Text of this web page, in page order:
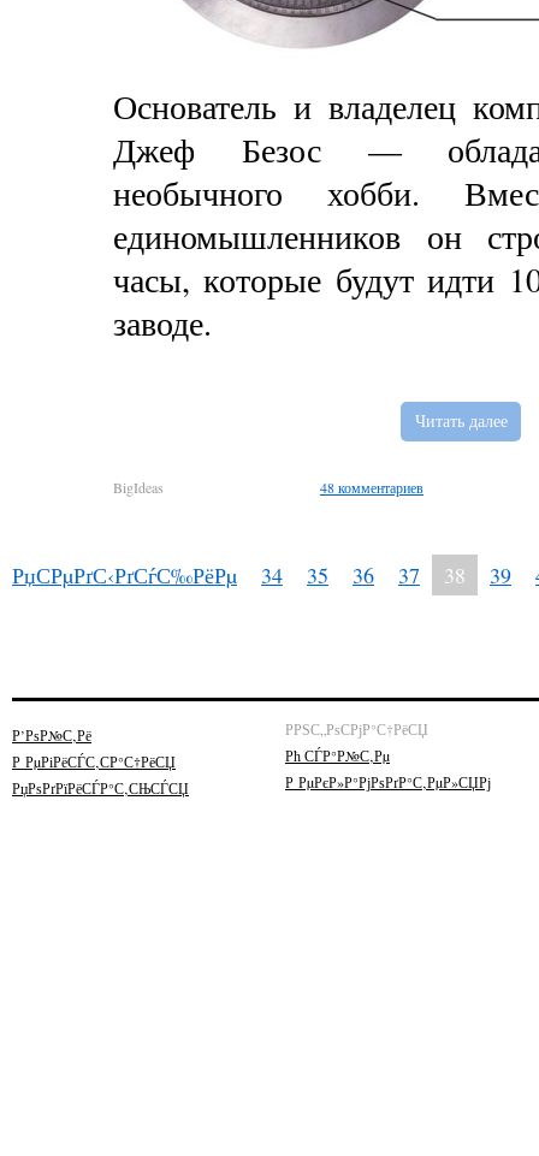
Основатель и владелец
Джеф Безос —
необычного хобби.
единомышленников он
часы, которые будут идти
заводе.
Читать далее
BigIdeas 48 комментариев
РџСРµРґС‹РґСѓС‰РёРµ 34 35 36 37 38 39
Р’РѕР№С‚Рё
Р РµРіРёСЃС‚СР°С†РёСЏ
РџРѕРґРїРёСЃР°С‚СЊСЃСЏ
РРЅС„РѕСРјР°С†РёСЏ
Рћ СЃР°Р№С‚Рµ
Р РµРєР»Р°РјРѕРґР°С‚РµР»СЏРј